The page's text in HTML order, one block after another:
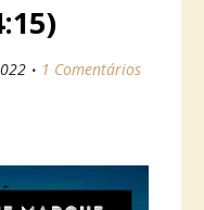
1 Comentários